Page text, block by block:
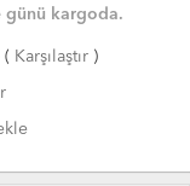
günü kargoda.
( Karşılaştır)